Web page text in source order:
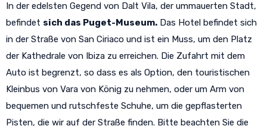
In der edelsten Gegend von Dalt Vila, der ummauerten Stadt,
befindet sich das Puget-Museum. Das Hotel befindet sich
in der Straße von San Ciriaco und ist ein Muss, um den Platz
der Kathedrale von Ibiza zu erreichen. Die Zufahrt mit dem
Auto ist begrenzt, so dass es als Option, den touristischen
Kleinbus von Vara von König zu nehmen, oder um Arm von
bequemen und rutschfeste Schuhe, um die gepflasterten
Pisten, die wir auf der Straße finden. Bitte beachten Sie die